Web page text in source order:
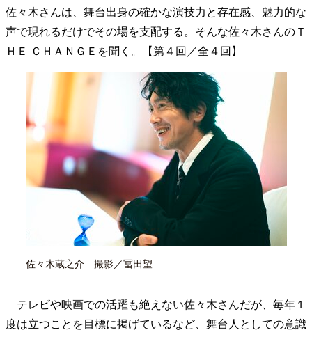
マインドセット
重圧との向き合い方 一流のルーティン
忘れられない言葉
10代・20代の土台
ライフスタイル・生き方
40代からの景色 50代のリアル
美しさの哲学
パートナーとの歩み方
親になるということ
病が教えてくれたこと
移住という選択
熱狂できるもの
一生モノの愛用品
私を彩るエッセンス
70代のグランドデザイン
地域とつながる/お金との付き合い方
佐々木さんは、舞台出身の確かな演技力と存在感、魅力的な
声で現れるだけでその場を支配する。そんな佐々木さんのＴ
ＨＥ ＣＨＡＮＧＥを聞く。【第４回／全４回】
佐々木蔵之介 撮影／冨田望
テレビや映画での活躍も絶えない佐々木さんだが、毎年１
度は立つことを目標に掲げているなど、舞台人としての意識